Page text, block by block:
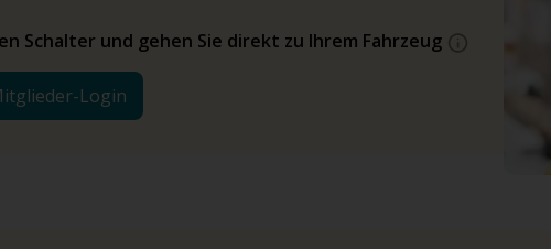
Schalter und gehen Sie direkt zu Ihrem Fahrzeug
Login